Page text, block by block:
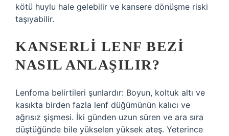
kötü huylu hale gelebilir ve kansere dönüşme riski
taşıyabilir.
KANSERLI LENF BEZI
NASIL ANLAŞILIR?
Lenfoma belirtileri şunlardır: Boyun, koltuk altı ve
kasıkta birden fazla lenf düğümünün kalıcı ve
ağrısız şişmesi. İki günden uzun süren ve ara sıra
düştüğünde bile yükselen yüksek ateş. Yeterince